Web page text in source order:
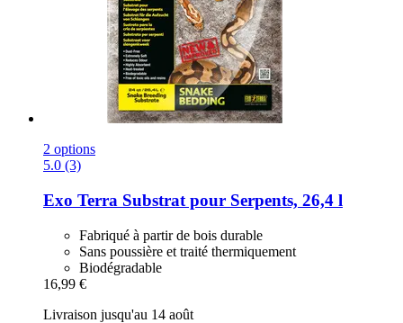
2 options
5.0 (3)
Exo Terra Substrat pour Serpents, 26,4 l
Fabriqué à partir de bois durable
Sans poussière et traité thermiquement
Biodégradable
16,99 €
Livraison jusqu'au 14 août